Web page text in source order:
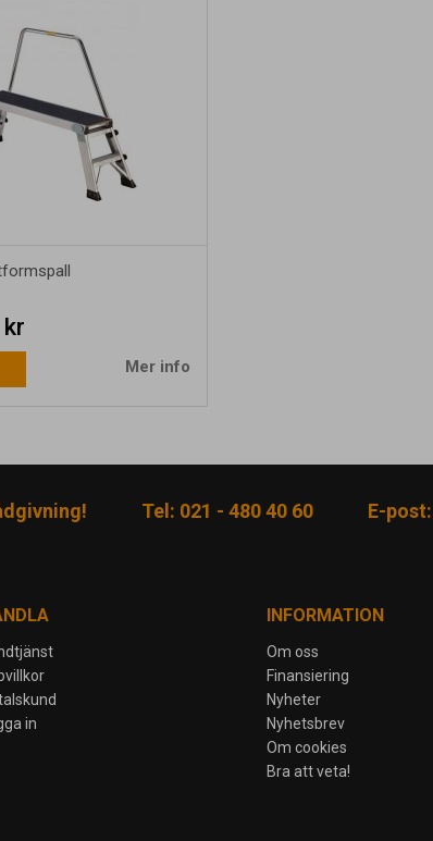
Mer info
Tel: 021 - 480 40 60 E-post:
in
INFORMATION
Om oss
Finansiering
Nyheter
Nyhetsbrev
Om cookies
Bra att veta!